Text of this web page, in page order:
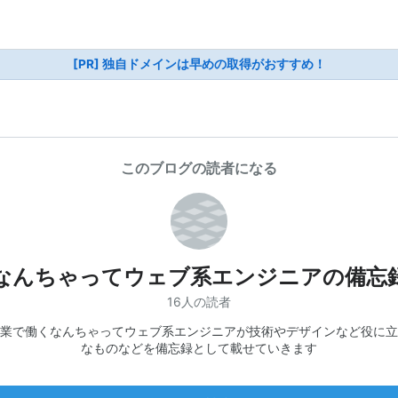
[PR] 独自ドメインは早めの取得がおすすめ！
このブログの読者になる
んちゃってウェブ系エンジニアの備忘
16人の読者
で働くなんちゃってウェブ系エンジニアが技術やデザインなど役に
なものなどを備忘録として載せていきます